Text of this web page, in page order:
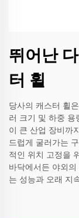
뛰어난
터 휠
당사의 캐스터 휠
러 크기 및 하중 용
이 큰 산업 장비까
드럽게 굴러가는
적인 위치 고정을
바닥에서든 야외
는 성능과 오래 지